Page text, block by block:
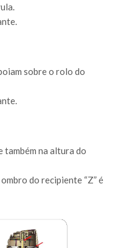
sobre o rolo do
também na altura do
do recipiente “Z” é